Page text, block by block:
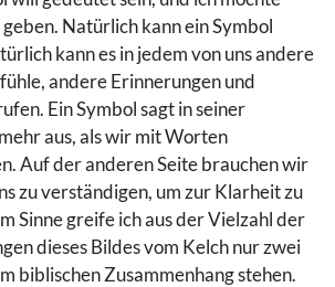
Natürlich kann ein Symbol
kann es in jedem von uns andere
andere Erinnerungen und
Ein Symbol sagt in seiner
aus, als wir mit Worten
Auf der anderen Seite brauchen wir
zu verständigen, um zur Klarheit zu
Sinne greife ich aus der Vielzahl der
dieses Bildes vom Kelch nur zwei
biblischen Zusammenhang stehen.